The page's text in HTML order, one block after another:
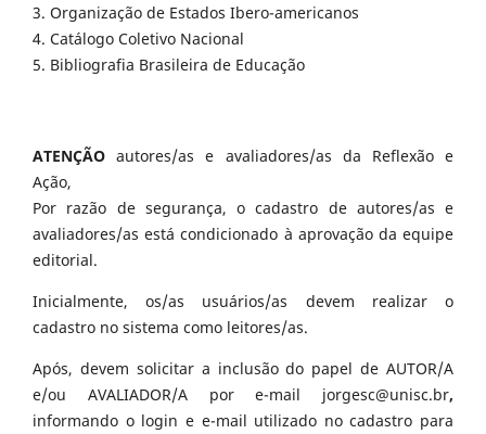
3. Organização de Estados Ibero-americanos
4. Catálogo Coletivo Nacional
5. Bibliografia Brasileira de Educação
ATENÇÃO autores/as e avaliadores/as da Reflexão e
Ação,
Por razão de segurança, o cadastro de autores/as e
avaliadores/as está condicionado à aprovação da equipe
editorial.
Inicialmente, os/as usuários/as devem realizar o
cadastro no sistema como leitores/as.
Após, devem solicitar a inclusão do papel de AUTOR/A
e/ou AVALIADOR/A por e-mail jorgesc@unisc.br,
informando o login e e-mail utilizado no cadastro para